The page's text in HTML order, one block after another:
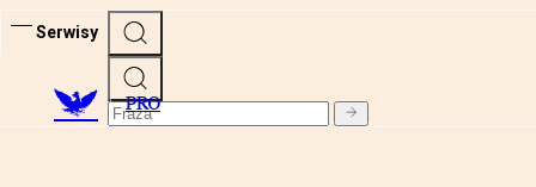
Serwisy
PRO